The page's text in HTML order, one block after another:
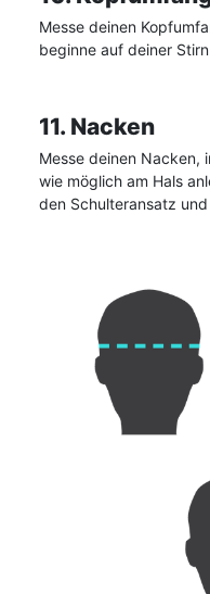
Messe deinen
beginne auf deiner
11. Nacken
Messe deinen Nacken,
wie möglich am Hals
den Schulteransatz